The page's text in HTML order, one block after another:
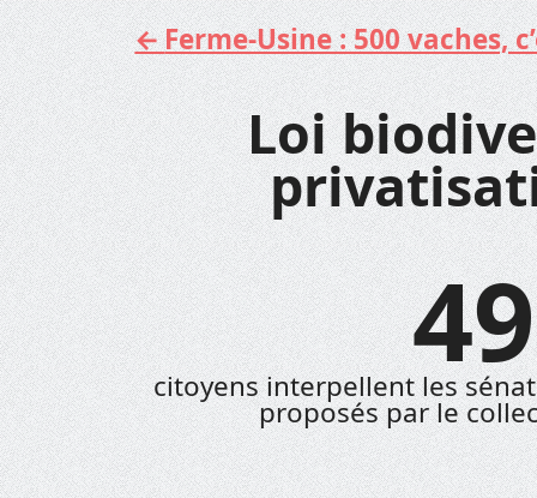
Aller
au
contenu
Ferme-Usine : 500 vaches,
Loi
citoyens interpellent les
proposés par le